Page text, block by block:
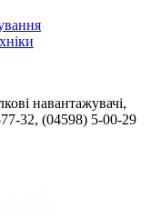
навантажувачі,
32, (04598) 5-00-29